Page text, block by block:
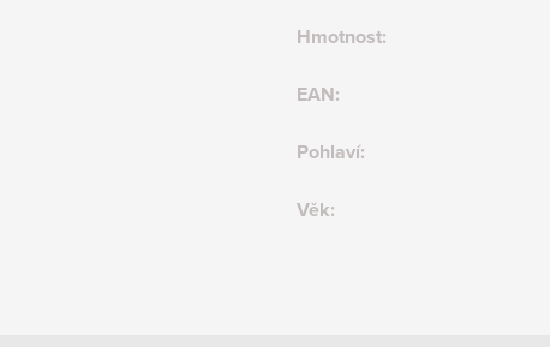
Hmotnost:
EAN:
Pohlaví:
Věk: